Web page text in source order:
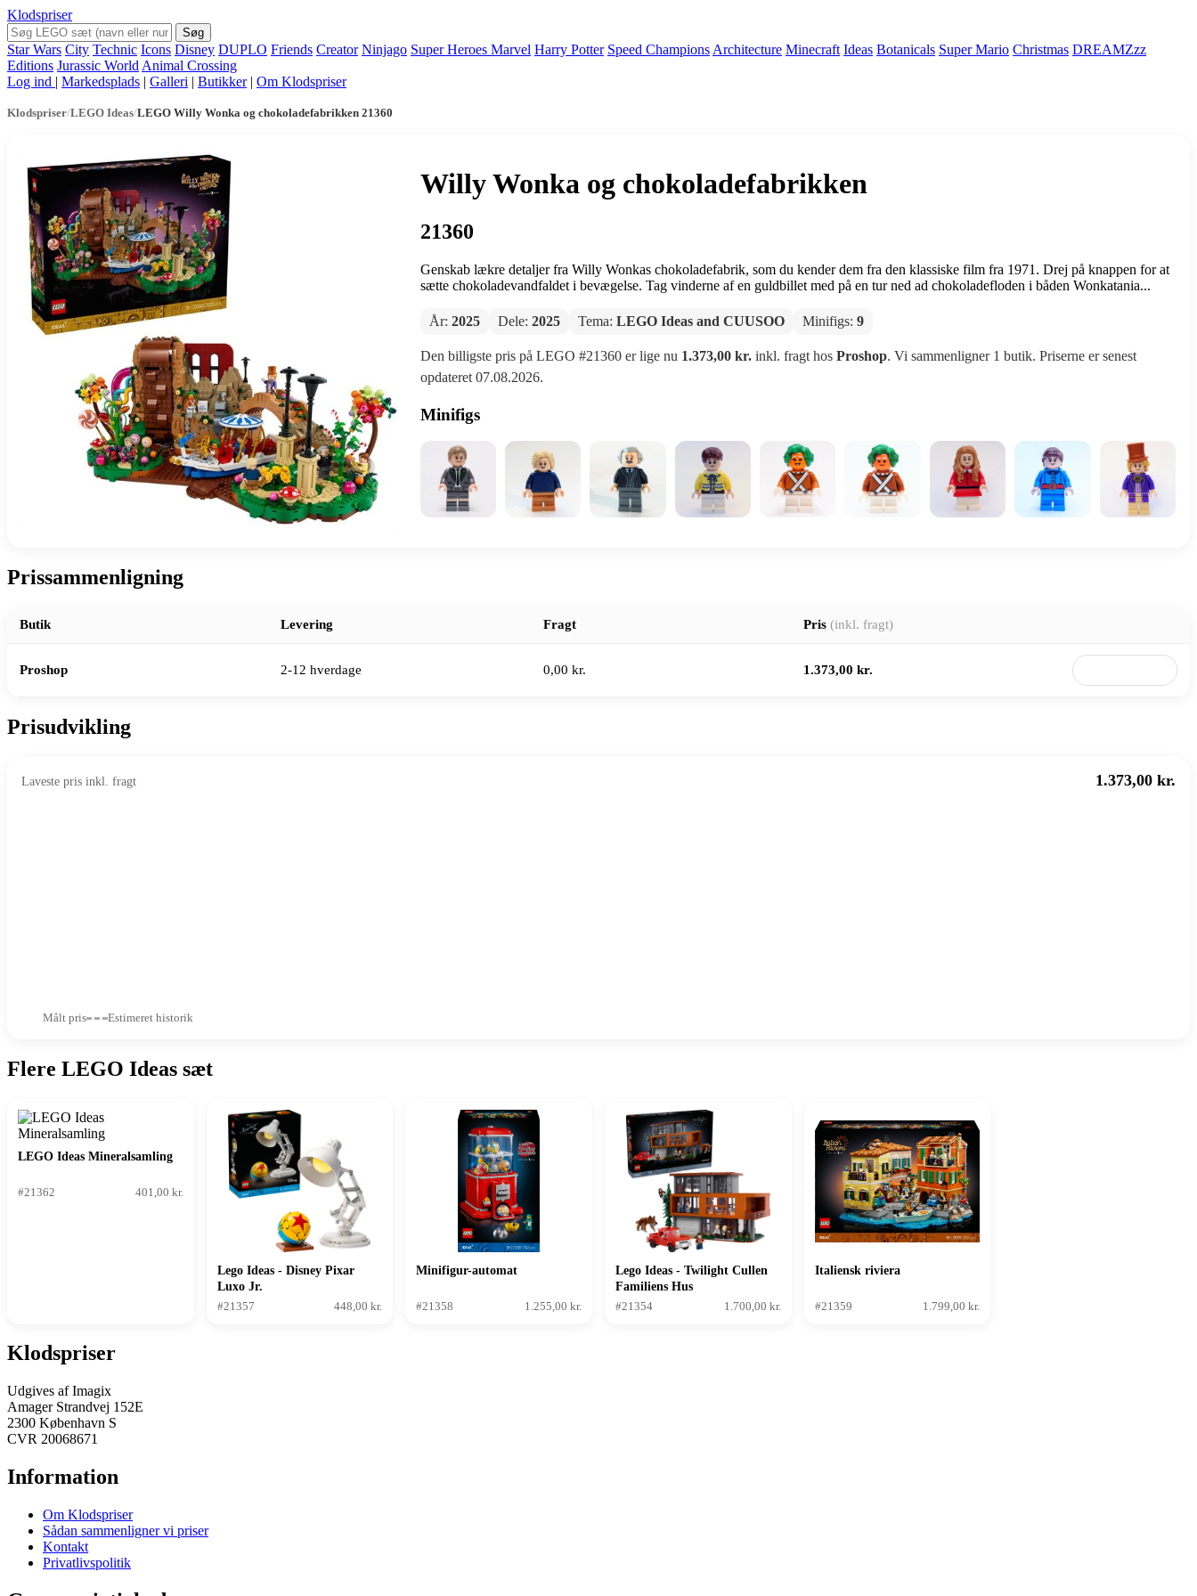
Klodspriser
Søg
Star Wars City Technic Icons Disney DUPLO Friends Creator Ninjago Super Heroes Marvel Harry Potter Speed Champions Architecture Minecraft Ideas Botanicals Super Mario Christmas DREAMZzz
Editions Jurassic World Animal Crossing
Log ind | Markedsplads | Galleri | Butikker | Om Klodspriser
Klodspriser/LEGO Ideas/LEGO Willy Wonka og chokoladefabrikken 21360
Willy Wonka og chokoladefabrikken
21360
Genskab lækre detaljer fra Willy Wonkas chokoladefabrik, som du kender dem fra den klassiske film fra 1971. Drej på knappen for at
sætte chokoladevandfaldet i bevægelse. Tag vinderne af en guldbillet med på en tur ned ad chokoladefloden i båden Wonkatania...
År: 2025 Dele: 2025 Tema: LEGO Ideas and CUUSOO Minifigs: 9
Den billigste pris på LEGO #21360 er lige nu 1.373,00 kr.inkl. fragt hos Proshop. Vi sammenligner 1 butik. Priserne er senest
opdateret 07.08.2026.
Minifigs
Prissammenligning
Butik Levering Fragt Pris (inkl. fragt)
Proshop 2-12 hverdage 0,00 kr. 1.373,00 kr.
Prisudvikling
Laveste pris inkl. fragt 1.373,00 kr.
Målt pris Estimeret historik
Flere LEGO Ideas sæt
LEGO Ideas Mineralsamling
#21362 401,00 kr.
Lego Ideas - Disney Pixar
Luxo Jr.
#21357
448,00 kr.
Minifigur-automat
#21358 1.255,00 kr.
Lego Ideas - Twilight Cullen
Familiens Hus
#21354
1.700,00 kr.
Italiensk riviera
#21359 1.799,00 kr.
Klodspriser
Udgives af Imagix
Amager Strandvej 152E
2300 København S
CVR 20068671
Information
Om Klodspriser
Sådan sammenligner vi priser
Kontakt
Privatlivspolitik